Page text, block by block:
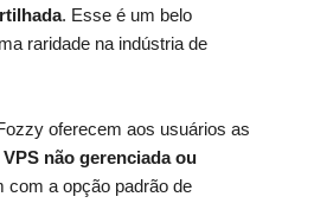
. Esse é um belo
raridade na indústria de
oferecem aos usuários as
não gerenciada ou
com a opção padrão de